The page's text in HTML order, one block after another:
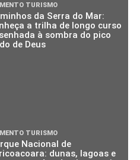
TURISMO
da Serra do Mar:
a trilha de longo curso
à sombra do pico
de Deus
TURISMO
Nacional de
dunas, lagoas e